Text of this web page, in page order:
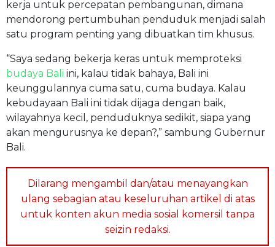
kerja untuk percepatan pembangunan, dimana
mendorong pertumbuhan penduduk menjadi salah
satu program penting yang dibuatkan tim khusus.
“Saya sedang bekerja keras untuk memproteksi
budaya Bali ini, kalau tidak bahaya, Bali ini
keunggulannya cuma satu, cuma budaya. Kalau
kebudayaan Bali ini tidak dijaga dengan baik,
wilayahnya kecil, penduduknya sedikit, siapa yang
akan mengurusnya ke depan?,” sambung Gubernur
Bali.
Dilarang mengambil dan/atau menayangkan
ulang sebagian atau keseluruhan artikel di atas
untuk konten akun media sosial komersil tanpa
seizin redaksi.